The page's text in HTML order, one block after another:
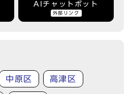
AIチャットボット
外部リンク
中原区 高津区